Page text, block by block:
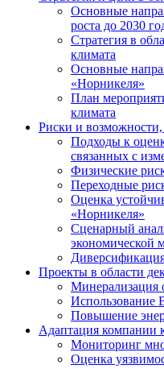
Основные
роста до 2030
Стратегия в
климата
Основные
«Норникеля»
План
климата
Риски и
Подходы к
связанных с
Физические
Переходные
Оценка
«Норникеля»
Сценарный
экономической
Проекты в области
Минерализация
Использование
Повышение
Адаптация компании
Мониторинг
Оценка